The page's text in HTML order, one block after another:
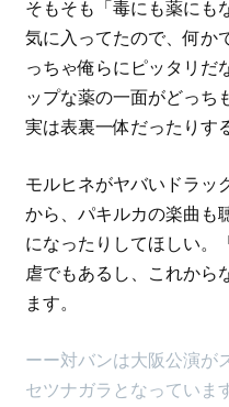
そもそも「毒にも薬にも
気に入ってたので、何か
っちゃ俺らにピッタリだ
ップな薬の一面がどっち
実は表裏一体だったりす
モルヒネがヤバいドラッ
から、パキルカの楽曲も
になったりしてほしい。
虐でもあるし、これから
ます。
ーー対バンは大阪公演が
セツナガラとなっていま